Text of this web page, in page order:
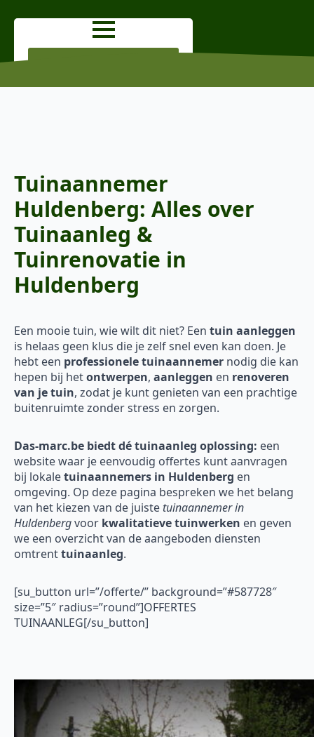
Tuinaannemer
Huldenberg: Alles over
Tuinaanleg &
Tuinrenovatie in
Huldenberg
Een mooie tuin, wie wilt dit niet? Een tuin aanleggen
is helaas geen klus die je zelf snel even kan doen. Je
hebt een professionele tuinaannemer nodig die kan
hepen bij hetontwerpen, aanleggen en renoveren
van je tuin, zodat je kunt genieten van een prachtige
buitenruimte zonder stress en zorgen.
Das-marc.be biedt dé tuinaanleg oplossing: een
website waar je eenvoudig offertes kunt aanvragen
bij lokaletuinaannemers in Huldenberg en
omgeving. Op deze pagina bespreken we het belang
van het kiezen van de juiste tuinaannemer in
Huldenbergvoor kwalitatieve tuinwerken en geven
we een overzicht van de aangeboden diensten
omtrenttuinaanleg.
[su_button url=”/offerte/” background=”#587728″
size=”5″ radius=”round”]OFFERTES
TUINAANLEG[/su_button]